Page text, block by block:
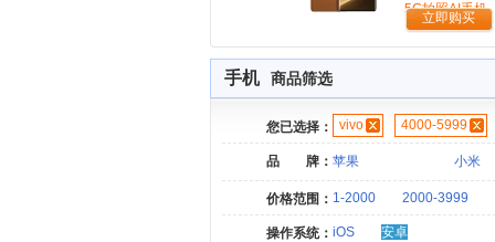
5G拍照AI手机
立即购买
手机 商品筛选
您已选择： vivo 4000-5999
品 牌： 苹果 小米
价格范围： 1-2000 2000-3999
操作系统： iOS 安卓